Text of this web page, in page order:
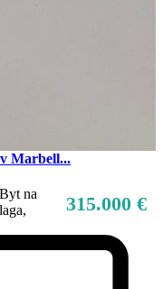
Marbell...
315.000 €
na